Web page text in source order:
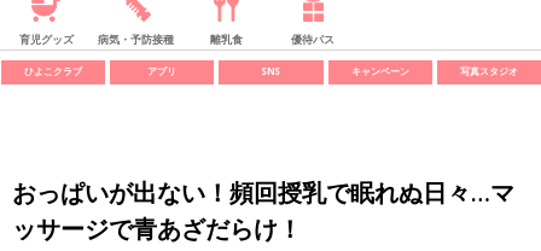
育児グッズ 病気・予防接種 離乳食 優待パス
ひよこクラブ アプリ SNS キャンペーン 写真スタジオ
おっぱいが出ない！頻回授乳で眠れぬ日々…マ
ッサージで青あざだらけ！